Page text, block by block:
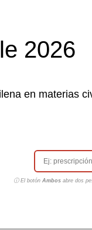
2026
en materias
ⓘ El botón Ambosabre dos